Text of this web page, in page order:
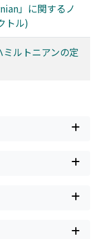
」に関するノ
トル)
ルトニアンの定